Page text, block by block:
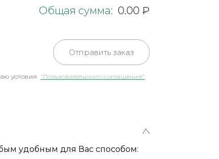
Общая сумма: 0.00 ₽
Отправить заказ
условия
"Пользовательского соглашения"
удобным для Вас способом: